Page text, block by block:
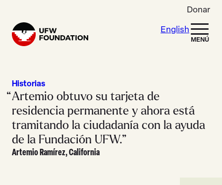
Donar
Home
English
MENÚ
Historias
Artemio obtuvo su tarjeta de
residencia permanente y ahora está
tramitando la ciudadanía con la ayuda
de la Fundación UFW.”
Artemio Ramírez, California